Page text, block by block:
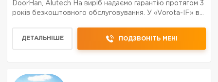
DoorHan, Alutech На виріб надаємо гарантію протягом 3
років безкоштовного обслуговування. У «Vorota-IF» ви
ДЕТАЛЬНІШЕ ПОДЗВОНІТЬ МЕНІ